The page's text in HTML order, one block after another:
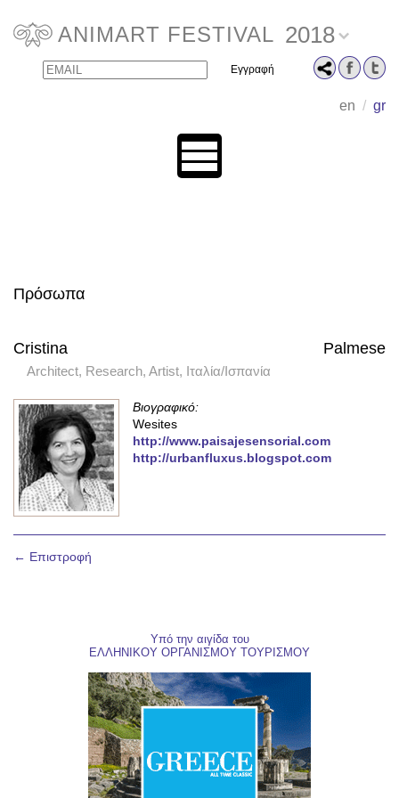
ANIMART FESTIVAL 2018
en / gr
Email Name
Πρόσωπα
Cristina Palmese
Architect, Research, Artist, Ιταλία/Ισπανία
Βιογραφικό:
Wesites
http://www.paisajesensorial.com
http://urbanfluxus.blogspot.com
← Επιστροφή
Υπό την αιγίδα του
ΕΛΛΗΝΙΚΟΥ ΟΡΓΑΝΙΣΜΟΥ ΤΟΥΡΙΣΜΟΥ